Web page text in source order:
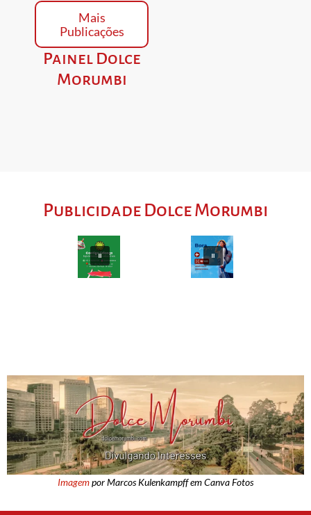
Mais
Publicações
Painel Dolce
Morumbi
Publicidade Dolce Morumbi
Imagempor Marcos Kulenkampff em Canva Fotos